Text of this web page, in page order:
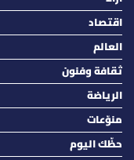
اقتصاد
العالم
ثقافة وفنون
الرياضة
منوّعات
حظّك اليوم